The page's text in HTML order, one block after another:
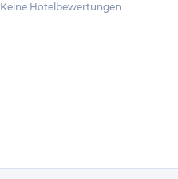
Keine Hotelbewertungen